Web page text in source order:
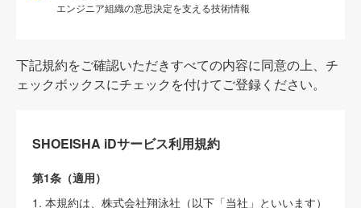
エンジニア組織の意思決定を支える技術情報
下記規約をご確認いただきすべての内容に同意の上、チ
ェックボックスにチェックを付けてご登録ください。
SHOEISHA iDサービス利用規約
第1条（適用）
1. 本規約は、株式会社翔泳社（以下「当社」といいます）